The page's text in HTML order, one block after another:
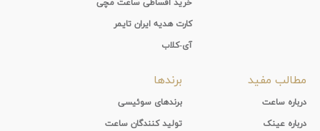
خرید اقساطی ساعت مچی
کارت هدیه ایران تایمر
آی-کلاب
مطالب مفید
درباره ساعت
درباره عینک
برندها
برندهای سوئیسی
تولید کنندگان ساعت